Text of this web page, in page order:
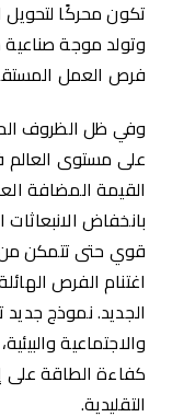
تكون محركًا
وتولد موجة
فرص العمل
وفي ظل الظروف
على مستوى العالم
القيمة المضافة
بانخفاض
قوي حتى تتمكن من
اغتنام الفرص
الجديد. نموذج جديد
والاجتماعية
كفاءة الطاقة على
التقليدية.